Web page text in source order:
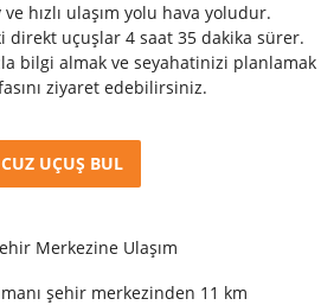
ve hızlı ulaşım yolu hava yoludur.
direkt uçuşlar 4 saat 35 dakika sürer.
bilgi almak ve seyahatinizi planlamak
ziyaret edebilirsiniz.
UÇUŞ BUL
Merkezine Ulaşım
şehir merkezinden 11 km